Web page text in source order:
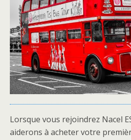
Lorsque vous rejoindrez Nacel
aiderons à acheter votre